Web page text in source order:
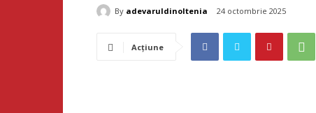
By adevaruldinoltenia 24 octombrie 2025
Acțiune